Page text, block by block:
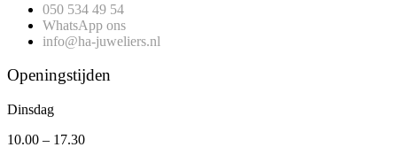
050 534 49 54
WhatsApp ons
info@ha-juweliers.nl
Openingstijden
Dinsdag
10.00 – 17.30